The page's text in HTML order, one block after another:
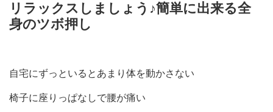
リラックスしましょう♪簡単に出来る全
身のツボ押し
自宅にずっといるとあまり体を動かさない
椅子に座りっぱなしで腰が痛い